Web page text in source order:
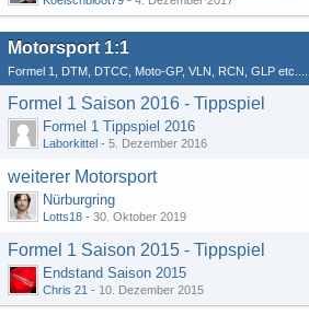
Motorsport 1:1
Formel 1, DTM, DTCC, Moto-GP, VLN, RCN, GLP etc......
Formel 1 Saison 2016 - Tippspiel
Formel 1 Tippspiel 2016
Laborkittel - 5. Dezember 2016
weiterer Motorsport
Nürburgring
Lotts18 - 30. Oktober 2019
Formel 1 Saison 2015 - Tippspiel
Endstand Saison 2015
Chris 21 - 10. Dezember 2015